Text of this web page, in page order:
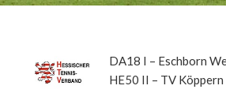
DA18 I – Eschborn
HE50 II – TV Köppern